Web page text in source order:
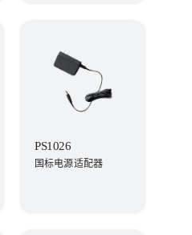
PS1026
国标电源适配器